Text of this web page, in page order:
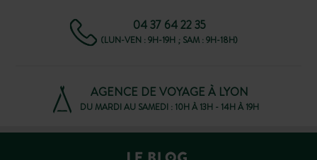
04 37 64 22 35
(LUN-VEN : 9H-19H ; SAM : 9H-18H)
AGENCE DE VOYAGE À LYON
DU MARDI AU SAMEDI : 10H À 13H - 14H À 19H